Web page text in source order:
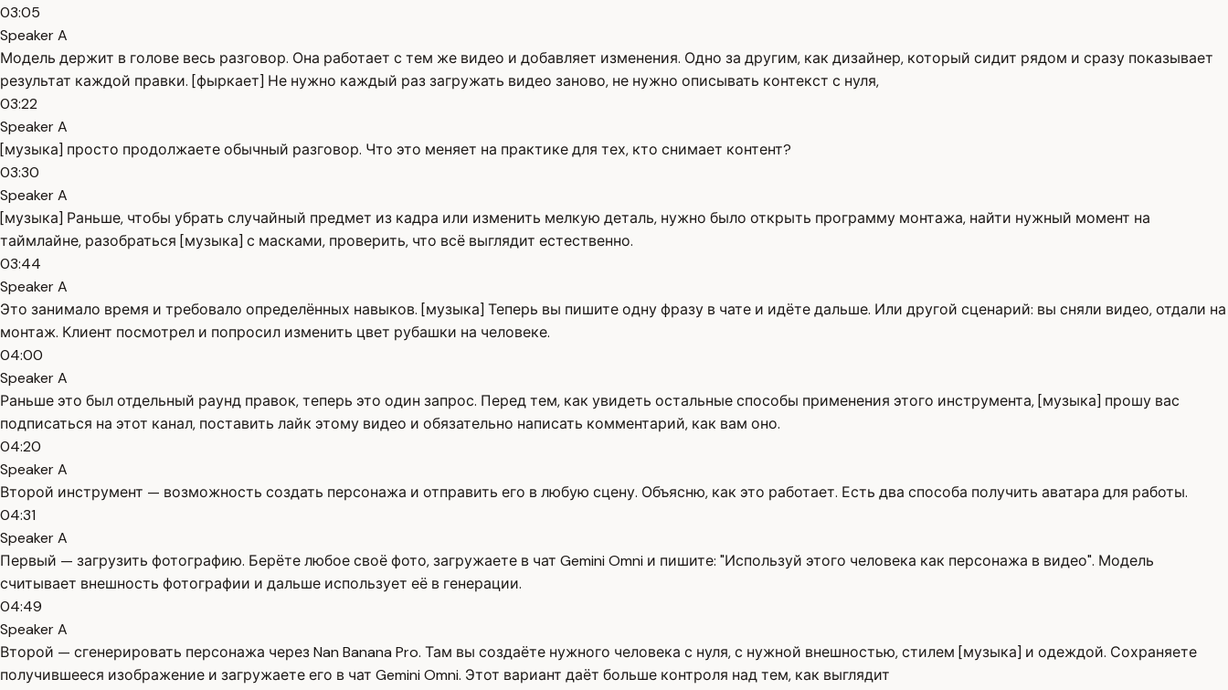
03:05
Speaker A
Модель держит в голове весь разговор. Она работает с тем же видео и добавляет изменения. Одно за другим, как дизайнер, который сидит рядом и сразу показывает
результат каждой правки. [фыркает] Не нужно каждый раз загружать видео заново, не нужно описывать контекст с нуля,
03:22
Speaker A
[музыка] просто продолжаете обычный разговор. Что это меняет на практике для тех, кто снимает контент?
03:30
Speaker A
[музыка] Раньше, чтобы убрать случайный предмет из кадра или изменить мелкую деталь, нужно было открыть программу монтажа, найти нужный момент на
таймлайне, разобраться [музыка] с масками, проверить, что всё выглядит естественно.
03:44
Speaker A
Это занимало время и требовало определённых навыков. [музыка] Теперь вы пишите одну фразу в чате и идёте дальше. Или другой сценарий: вы сняли видео, отдали на
монтаж. Клиент посмотрел и попросил изменить цвет рубашки на человеке.
04:00
Speaker A
Раньше это был отдельный раунд правок, теперь это один запрос. Перед тем, как увидеть остальные способы применения этого инструмента, [музыка] прошу вас
подписаться на этот канал, поставить лайк этому видео и обязательно написать комментарий, как вам оно.
04:20
Speaker A
Второй инструмент — возможность создать персонажа и отправить его в любую сцену. Объясню, как это работает. Есть два способа получить аватара для работы.
04:31
Speaker A
Первый — загрузить фотографию. Берёте любое своё фото, загружаете в чат Gemini Omni и пишите: "Используй этого человека как персонажа в видео". Модель
считывает внешность фотографии и дальше использует её в генерации.
04:49
Speaker A
Второй — сгенерировать персонажа через Nan Banana Pro. Там вы создаёте нужного человека с нуля, с нужной внешностью, стилем [музыка] и одеждой. Сохраняете
получившееся изображение и загружаете его в чат Gemini Omni. Этот вариант даёт больше контроля над тем, как выглядит